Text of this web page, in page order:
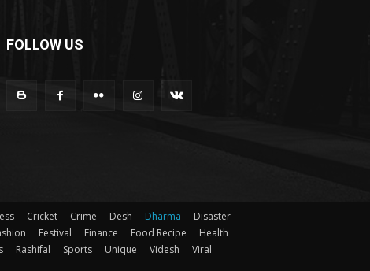
FOLLOW US
Cricket Crime Desh Dharma
Disaster
Festival Finance Food Recipe
Health
Rashifal Sports Unique Videsh
Viral